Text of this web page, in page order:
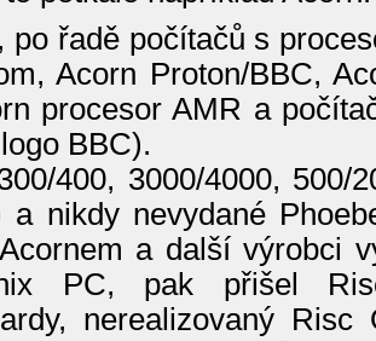
po řadě počítačů s
Acorn Proton/BBC,
procesor AMR a
BBC).
400, 3000/4000, 500/
a nikdy nevydané
a další výrobci
PC, pak přišel
nerealizovaný